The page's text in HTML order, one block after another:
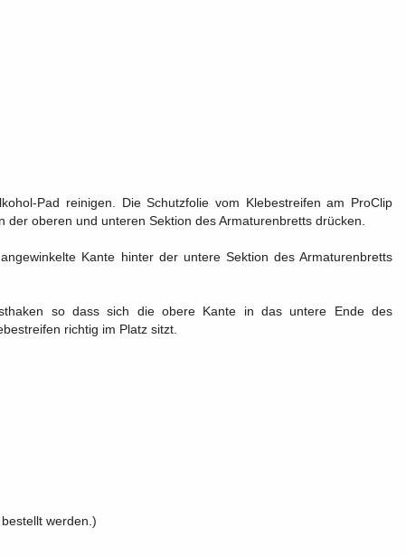
Pad reinigen. Die Schutzfolie vom Klebestreifen am ProClip
oberen und unteren Sektion des Armaturenbretts drücken.
Kante hinter der untere Sektion des Armaturenbretts
so dass sich die obere Kante in das untere Ende des
richtig im Platz sitzt.
werden.)